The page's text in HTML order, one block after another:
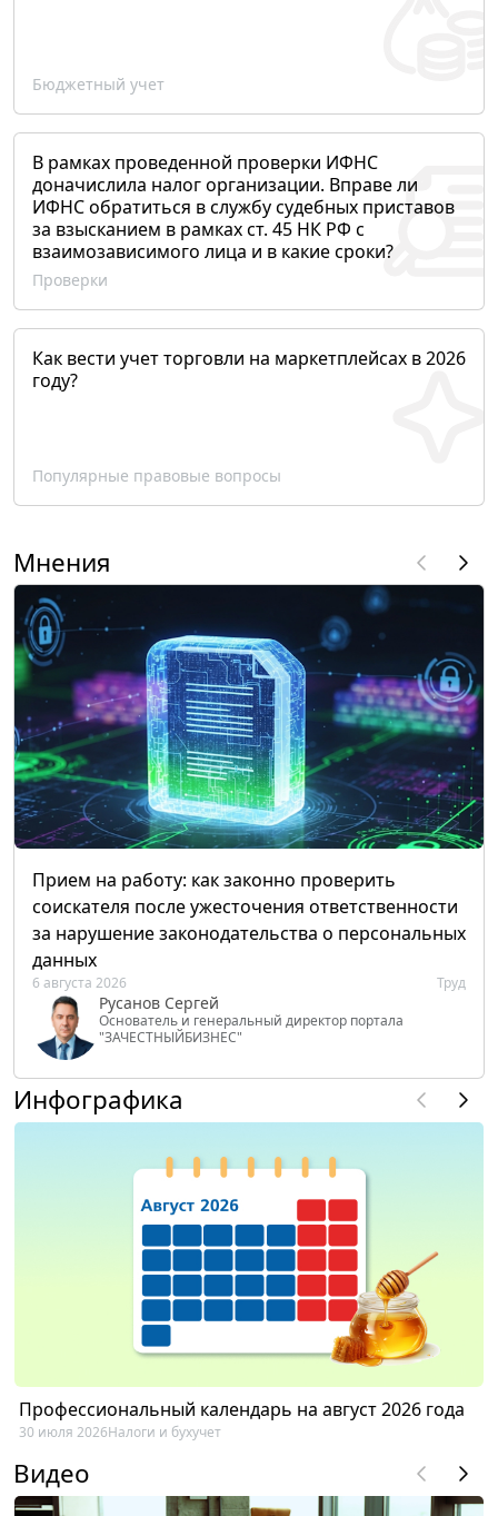
Бюджетный учет
В рамках проведенной проверки ИФНС
доначислила налог организации. Вправе ли
ИФНС обратиться в службу судебных приставов
за взысканием в рамках ст. 45 НК РФ с
взаимозависимого лица и в какие сроки?
Проверки
Как вести учет торговли на маркетплейсах в 2026
году?
Популярные правовые вопросы
Мнения
Прием на работу: как законно проверить
соискателя после ужесточения ответственности
за нарушение законодательства о персональных
данных
6 августа 2026 Труд
Русанов Сергей
Основатель и генеральный директор портала
"ЗАЧЕСТНЫЙБИЗНЕС"
Инфографика
Профессиональный календарь на август 2026 года
30 июля 2026Налоги и бухучет
Видео